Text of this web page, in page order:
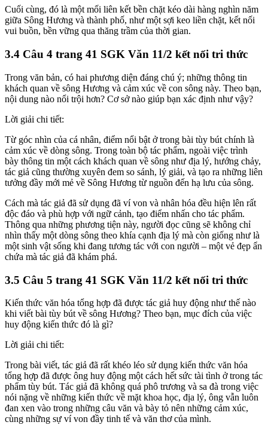
Cuối cùng, đó là một mối liên kết bền chặt kéo dài hàng nghìn năm
giữa Sông Hương và thành phố, như một sợi keo liền chặt, kết nối
vui buồn, bền vững qua thăng trầm của thời gian.
3.4 Câu 4 trang 41 SGK Văn 11/2 kết nối tri thức
Trong văn bản, có hai phương diện đáng chú ý; những thông tin
khách quan về sông Hương và cảm xúc về con sông này. Theo bạn,
nội dung nào nổi trội hơn? Cơ sở nào giúp bạn xác định như vậy?
Lời giải chi tiết:
Từ góc nhìn của cá nhân, điểm nổi bật ở trong bài tùy bút chính là
cảm xúc về dòng sông. Trong toàn bộ tác phẩm, ngoài việc trình
bày thông tin một cách khách quan về sông như địa lý, hướng chảy,
tác giả cũng thường xuyên đem so sánh, lý giải, và tạo ra những liên
tưởng đầy mới mẻ về Sông Hương từ nguồn đến hạ lưu của sông.
Cách mà tác giả đã sử dụng đã ví von và nhân hóa đều hiện lên rất
độc đáo và phù hợp với ngữ cảnh, tạo điểm nhấn cho tác phẩm.
Thông qua những phương tiện này, người đọc cũng sẽ không chỉ
nhìn thấy một dòng sông theo khía cạnh địa lý mà còn giống như là
một sinh vật sống khi đang tương tác với con người – một vẻ đẹp ẩn
chứa mà tác giả đã khám phá.
3.5 Câu 5 trang 41 SGK Văn 11/2 kết nối tri thức
Kiến thức văn hóa tổng hợp đã được tác giả huy động như thế nào
khi viết bài tùy bút về sông Hương? Theo bạn, mục đích của việc
huy động kiến thức đó là gì?
Lời giải chi tiết:
Trong bài viết, tác giả đã rất khéo léo sử dụng kiến thức văn hóa
tổng hợp đã được ông huy động một cách hết sức tài tình ở trong tác
phẩm tùy bút. Tác giả đã không quá phô trương và sa đà trong việc
nói nặng về những kiến thức về mặt khoa học, địa lý, ông vẫn luôn
đan xen vào trong những câu văn và bày tỏ nên những cảm xúc,
cùng những sự ví von đầy tinh tế và văn thơ của mình.